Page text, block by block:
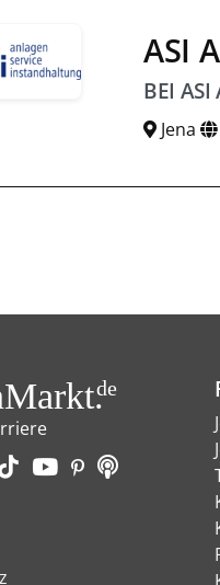
ASI
BEI ASI
Jena
de